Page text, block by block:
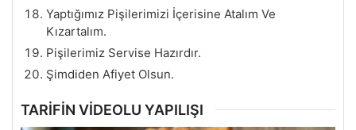
Yaptığımız Pişilerimizi İçerisine Atalım Ve
Kızartalım.
Pişilerimiz Servise Hazırdır.
Şimdiden Afiyet Olsun.
TARİFİN VİDEOLU YAPILIŞI